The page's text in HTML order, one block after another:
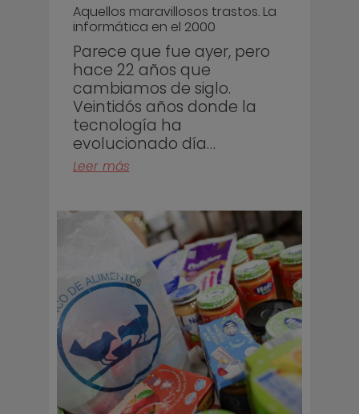
Aquellos maravillosos trastos. La
informática en el 2000
Parece que fue ayer, pero
hace 22 años que
cambiamos de siglo.
Veintidós años donde la
tecnología ha
evolucionado día…
Leer más